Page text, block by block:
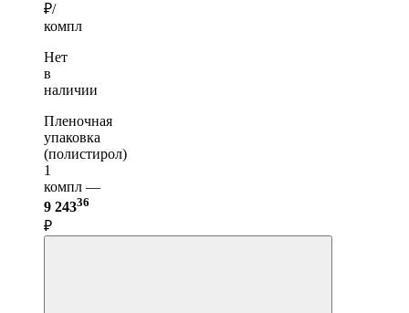
₽/
компл
Нет
в
наличии
Пленочная
упаковка
(полистирол)
1
компл —
9 24336
₽